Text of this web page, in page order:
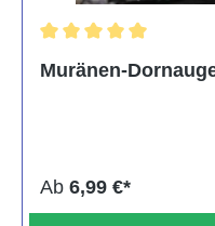
Muränen-
Ab 6,99 €*